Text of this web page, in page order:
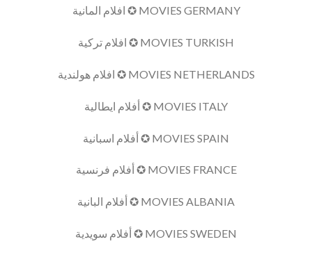
MOVIES GERMANY ✪ افلام المانية
MOVIES TURKISH ✪ افلام تركية
MOVIES NETHERLANDS ✪ افلام هولندية
MOVIES ITALY ✪ أفلام ايطالية
MOVIES SPAIN ✪ أفلام اسبانية
MOVIES FRANCE ✪ أفلام فرنسية
MOVIES ALBANIA ✪ أفلام البانية
MOVIES SWEDEN ✪ أفلام سويدية